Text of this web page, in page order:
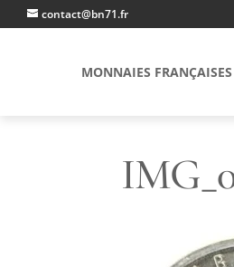
contact@bn71.fr
MONNAIES FRANÇAISES